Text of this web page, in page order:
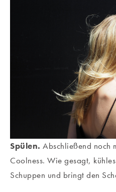
Spülen. Abschließend noch
Coolness. Wie gesagt,
Schuppen und bringt den